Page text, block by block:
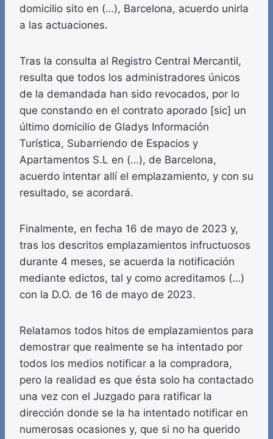
domicilio sito en (…), Barcelona, acuerdo unirla
a las actuaciones.
Tras la consulta al Registro Central Mercantil,
resulta que todos los administradores únicos
de la demandada han sido revocados, por lo
que constando en el contrato aporado [sic] un
último domicilio de Gladys Información
Turística, Subarriendo de Espacios y
Apartamentos S.L en (…), de Barcelona,
acuerdo intentar allí el emplazamiento, y con su
resultado, se acordará.
Finalmente, en fecha 16 de mayo de 2023 y,
tras los descritos emplazamientos infructuosos
durante 4 meses, se acuerda la notificación
mediante edictos, tal y como acreditamos (…)
con la D.O. de 16 de mayo de 2023.
Relatamos todos hitos de emplazamientos para
demostrar que realmente se ha intentado por
todos los medios notificar a la compradora,
pero la realidad es que ésta solo ha contactado
una vez con el Juzgado para ratificar la
dirección donde se la ha intentado notificar en
numerosas ocasiones y, que si no ha querido